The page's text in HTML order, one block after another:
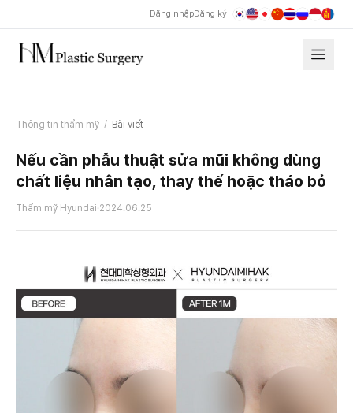
Đăng nhậpĐăng ký
Thông tin thẩm mỹ / Bài viết
Nếu cần phẫu thuật sửa mũi không dùng
chất liệu nhân tạo, thay thế hoặc tháo bỏ
Thẩm mỹ Hyundai·2024.06.25